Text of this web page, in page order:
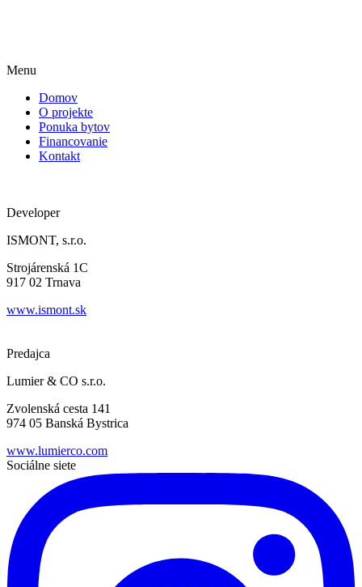
Menu
Domov
O projekte
Ponuka bytov
Financovanie
Kontakt
Developer
ISMONT, s.r.o.
Strojárenská 1C
917 02 Trnava
www.ismont.sk
Predajca
Lumier & CO s.r.o.
Zvolenská cesta 141
974 05 Banská Bystrica
www.lumierco.com
Sociálne siete